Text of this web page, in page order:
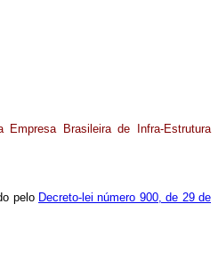
Brasileira de Infra-Estrutura
pelo Decreto-lei número 900, de 29 de